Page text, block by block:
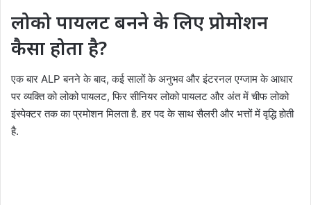
लोको पायलट बनने के लिए प्रोमोशन
कैसा होता है?
एक बार ALP बनने के बाद, कई सालों के अनुभव और इंटरनल एग्जाम के आधार
पर व्यक्ति को लोको पायलट, फिर सीनियर लोको पायलट और अंत में चीफ लोको
इंस्पेक्टर तक का प्रमोशन मिलता है. हर पद के साथ सैलरी और भत्तों में वृद्धि होती
है.